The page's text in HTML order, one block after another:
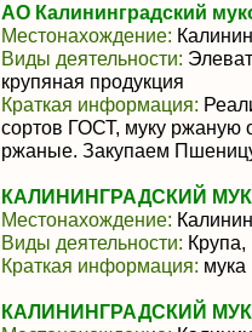
АО Калининградский
Местонахождение:
Виды деятельности:
крупяная продукция
Краткая информация:
сортов ГОСТ, муку
ржаные. Закупаем
КАЛИНИНГРАДСКИЙ
Местонахождение:
Виды деятельности:
Краткая информация:
КАЛИНИНГРАДСКИЙ